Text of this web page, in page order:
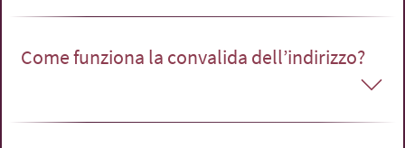
Come funziona la convalida dell’indirizzo?